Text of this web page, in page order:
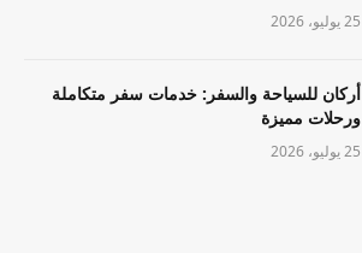
25 يوليو، 2026
أركان للسياحة والسفر: خدمات سفر متكاملة
ورحلات مميزة
25 يوليو، 2026